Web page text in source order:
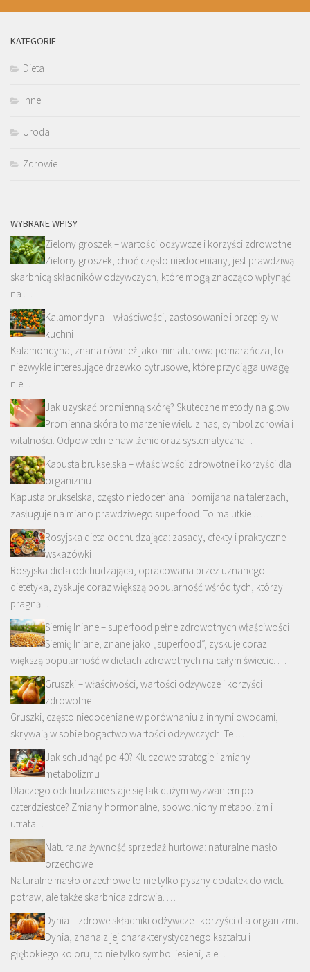
KATEGORIE
Dieta
Inne
Uroda
Zdrowie
WYBRANE WPISY
Zielony groszek – wartości odżywcze i korzyści zdrowotne
Zielony groszek, choć często niedoceniany, jest prawdziwą
skarbnicą składników odżywczych, które mogą znacząco wpłynąć
na …
Kalamondyna – właściwości, zastosowanie i przepisy w
kuchni
Kalamondyna, znana również jako miniaturowa pomarańcza, to
niezwykle interesujące drzewko cytrusowe, które przyciąga uwagę
nie …
Jak uzyskać promienną skórę? Skuteczne metody na glow
Promienna skóra to marzenie wielu z nas, symbol zdrowia i
witalności. Odpowiednie nawilżenie oraz systematyczna …
Kapusta brukselska – właściwości zdrowotne i korzyści dla
organizmu
Kapusta brukselska, często niedoceniana i pomijana na talerzach,
zasługuje na miano prawdziwego superfood. To malutkie …
Rosyjska dieta odchudzająca: zasady, efekty i praktyczne
wskazówki
Rosyjska dieta odchudzająca, opracowana przez uznanego
dietetyka, zyskuje coraz większą popularność wśród tych, którzy
pragną …
Siemię lniane – superfood pełne zdrowotnych właściwości
Siemię lniane, znane jako „superfood”, zyskuje coraz
większą popularność w dietach zdrowotnych na całym świecie. …
Gruszki – właściwości, wartości odżywcze i korzyści
zdrowotne
Gruszki, często niedoceniane w porównaniu z innymi owocami,
skrywają w sobie bogactwo wartości odżywczych. Te …
Jak schudnąć po 40? Kluczowe strategie i zmiany
metabolizmu
Dlaczego odchudzanie staje się tak dużym wyzwaniem po
czterdziestce? Zmiany hormonalne, spowolniony metabolizm i
utrata …
Naturalna żywność sprzedaż hurtowa: naturalne masło
orzechowe
Naturalne masło orzechowe to nie tylko pyszny dodatek do wielu
potraw, ale także skarbnica zdrowia. …
Dynia – zdrowe składniki odżywcze i korzyści dla organizmu
Dynia, znana z jej charakterystycznego kształtu i
głębokiego koloru, to nie tylko symbol jesieni, ale …